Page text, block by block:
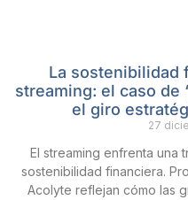
La sostenibilidad
streaming: el caso de
el giro
27
El streaming enfrenta una
sostenibilidad financiera.
Acolyte reflejan cómo las